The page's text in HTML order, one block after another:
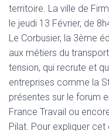
territoire. La ville de
le jeudi 13 Février, de
Le Corbusier, la 3ème
aux métiers du
tension, qui recrute et
entreprises comme la
présentes sur le forum
France Travail ou
Pilat. Pour expliquer